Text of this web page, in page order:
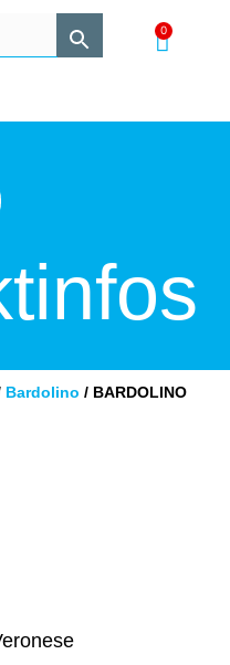
0
Bardolino / BARDOLINO